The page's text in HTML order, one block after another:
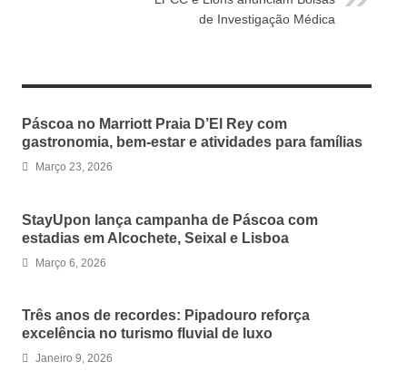
de Investigação Médica
Páscoa no Marriott Praia D’El Rey com
gastronomia, bem-estar e atividades para famílias
Março 23, 2026
StayUpon lança campanha de Páscoa com
estadias em Alcochete, Seixal e Lisboa
Março 6, 2026
Três anos de recordes: Pipadouro reforça
excelência no turismo fluvial de luxo
Janeiro 9, 2026